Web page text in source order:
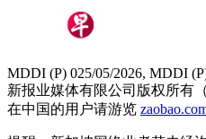
MDDI (P) 025/05/2026, MDDI
新报业媒体有限公司版权所有
在中国的用户请游览